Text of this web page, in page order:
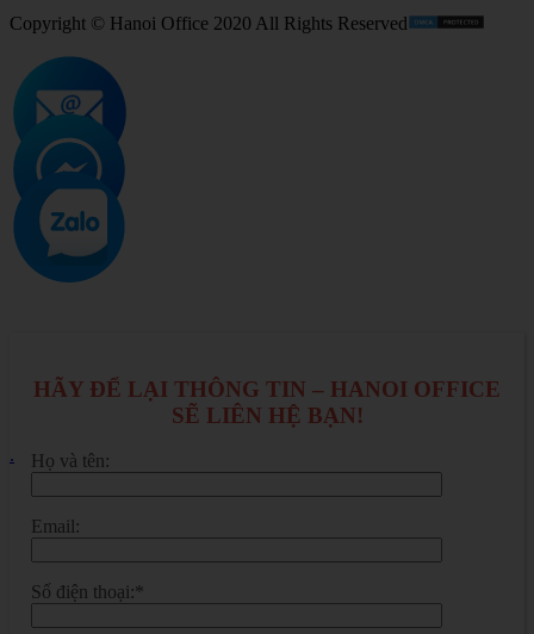
Copyright © Hanoi Office 2020 All Rights Reserved
.
HÃY ĐỂ LẠI THÔNG TIN – HANOI OFFICE
SẼ LIÊN HỆ BẠN!
Họ và tên:
Email:
Số điện thoại:*